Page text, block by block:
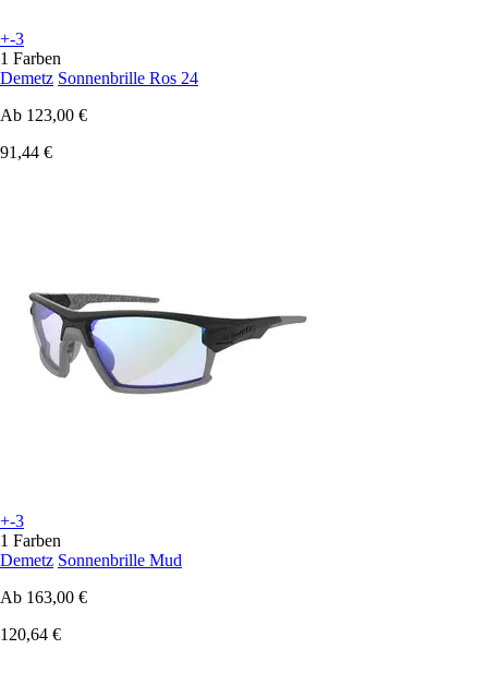
+-3
1 Farben
Demetz Sonnenbrille Ros 24
Ab 123,00 €
91,44 €
+-3
1 Farben
Demetz Sonnenbrille Mud
Ab 163,00 €
120,64 €